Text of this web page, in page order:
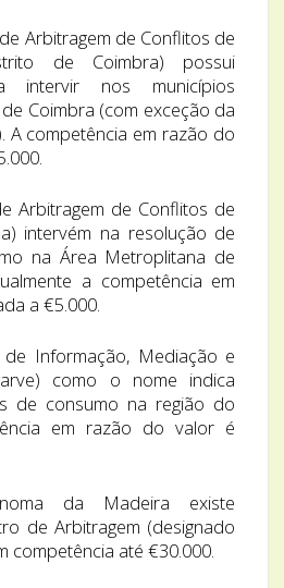
Arbitragem de Conflitos de
de Coimbra) possui
intervir nos municípios
Coimbra (com exceção da
A competência em razão do
Arbitragem de Conflitos de
intervém na resolução de
na Área Metroplitana de
a competência em
a €5.000.
de Informação, Mediação e
como o nome indica
de consumo na região do
em razão do valor é
da Madeira existe
de Arbitragem (designado
competência até €30.000.